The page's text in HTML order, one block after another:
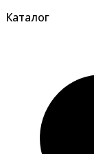
Каталог